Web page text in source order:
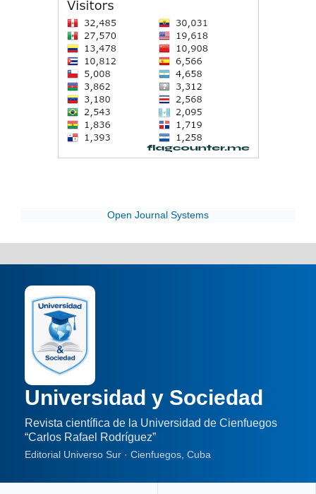
Open Journal Systems
Universidad y Sociedad
Revista científica de la Universidad de Cienfuegos
“Carlos Rafael Rodríguez”
Editorial Universo Sur · Cienfuegos, Cuba